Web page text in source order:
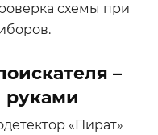
схемы при
–
руками
«Пират»